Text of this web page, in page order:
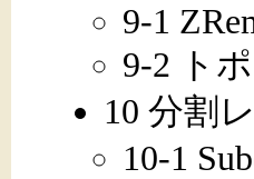
9-1
9-2 ト
10 分割
10-1